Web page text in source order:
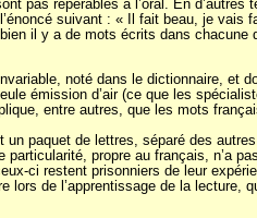
pas repérables à l’oral. En d’autres
suivant : « Il fait beau, je vais
il y a de mots écrits dans chacune
noté dans le dictionnaire, et
émission d’air (ce que les
entre autres, que les mots
un paquet de lettres, séparé des
propre au français, n’a pas
ci restent prisonniers de leur
de l’apprentissage de la lecture,